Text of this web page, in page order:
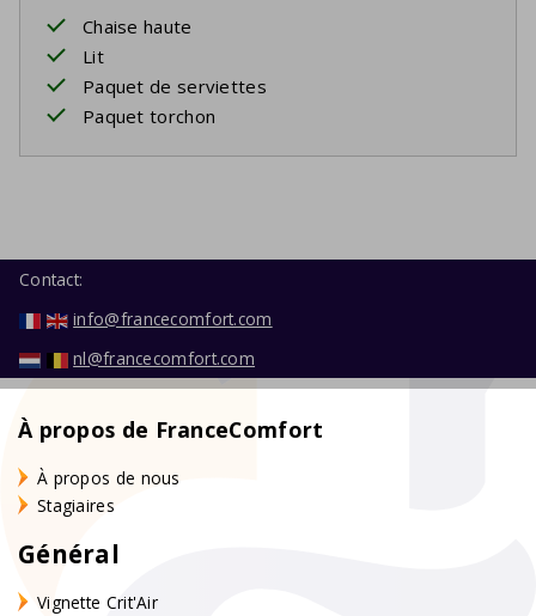
Chaise haute
Lit
Paquet de serviettes
Paquet torchon
Contact:
info@francecomfort.com
nl@francecomfort.com
À propos de FranceComfort
À propos de nous
Stagiaires
Général
Vignette Crit'Air